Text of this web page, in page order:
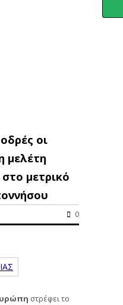
οι
μελέτη
μετρικό
0
στρέφει το